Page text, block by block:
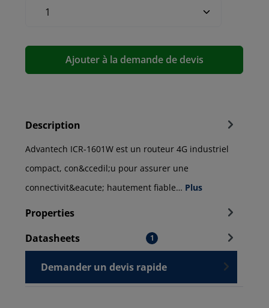
Ajouter à la demande de devis
Description
Advantech ICR-1601W est un routeur 4G industriel
compact, con&ccedil;u pour assurer une
connectivit&eacute; hautement fiable… Plus
Properties
Datasheets
1
Demander un devis rapide